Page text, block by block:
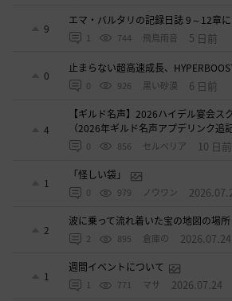
9
エマ・バルタリの記録日誌 9～12章
1 744 飛鳥雨音 5 日前
0
止まらない超高速成長、
0 926 黒い砂漠 6 日前
4
【ギルド名声】2026ハイデル宴会ス
（2026年ギルド名声アプデリンク追記
0 856 セルベリア 10 日前
1
「怪しい袋」
0 979 ノウワン
2
波に乗って流れ着いた宝の地図の場所
2 895 倉庫の 2026.07.24
1
週間イベントについて
1 771 マサ 2026.07.24